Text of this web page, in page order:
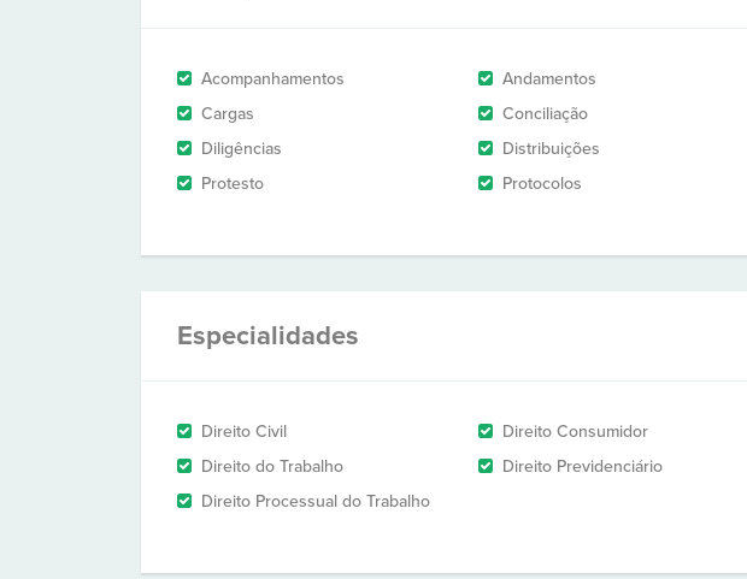
Acompanhamentos Andamentos
Cargas
Conciliação
Diligências
Distribuições
Protesto
Protocolos
Especialidades
Direito Civil Direito Consumidor
Direito do Trabalho
Direito Previdenciário
Direito Processual do Trabalho